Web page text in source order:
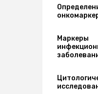
Маркеры